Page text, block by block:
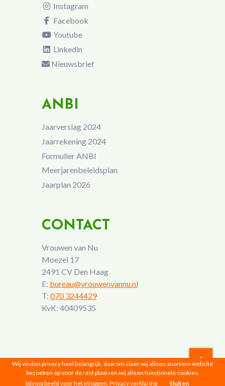
Instagram
Facebook
Youtube
Linkedin
Nieuwsbrief
ANBI
Jaarverslag 2024
Jaarrekening 2024
Formulier ANBI
Meerjarenbeleidsplan
Jaarplan 2026
CONTACT
Vrouwen van Nu
Moezel 17
2491 CV Den Haag
E: bureau@vrouwenvannu.nl
T: 070 3244429
KvK: 40409535
Vrouwen van Nu © 2026 |Privacyverklaring
Wij vinden privacy heel belangrijk, daarom slaan wij alleen anoniem website
bezoeken op voor de rest plaatsen wij alleen functionele cookies,
bijvoorbeeld voor het inloggen. Privacy verklaring Sluiten